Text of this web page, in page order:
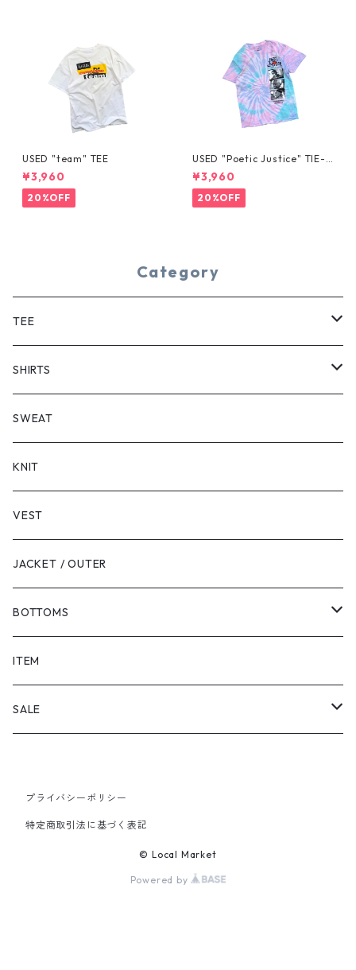
USED "team" TEE
¥3,960
20%OFF
USED "Poetic Justice" TIE-D
YE TEE
¥3,960
20%OFF
Category
TEE
SHORT SLEEVE
LONG SLEEVE
SHIRTS
SHORT SLEEVE
LONG SLEEVE
SWEAT
KNIT
VEST
JACKET / OUTER
BOTTOMS
SHORTS
PANTS
ITEM
SALE
PANTS
プライバシーポリシー
特定商取引法に基づく表記
© Local Market
Powered by